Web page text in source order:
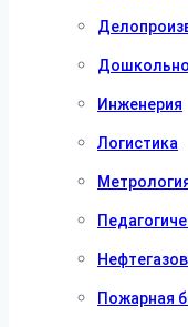
Инженерия
Логистика
Пожарная